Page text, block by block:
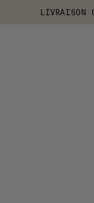
LIVRAISON